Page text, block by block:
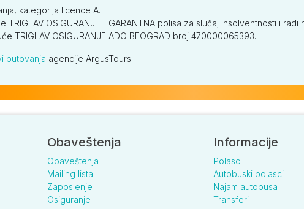
kategorija licence A.
TRIGLAV OSIGURANJE - GARANTNA polisa za slučaj insolventnosti i
TRIGLAV OSIGURANJE ADO BEOGRAD broj 470000065393.
putovanja agencije ArgusTours.
Obaveštenja
Obaveštenja
Mailing lista
Zaposlenje
Osiguranje
Informacije
Polasci
Autobuski polasci
Najam autobusa
Transferi